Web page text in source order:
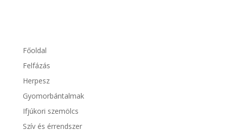
Főoldal
Felfázás
Herpesz
Gyomorbántalmak
Ifjúkori szemölcs
Szív és érrendszer